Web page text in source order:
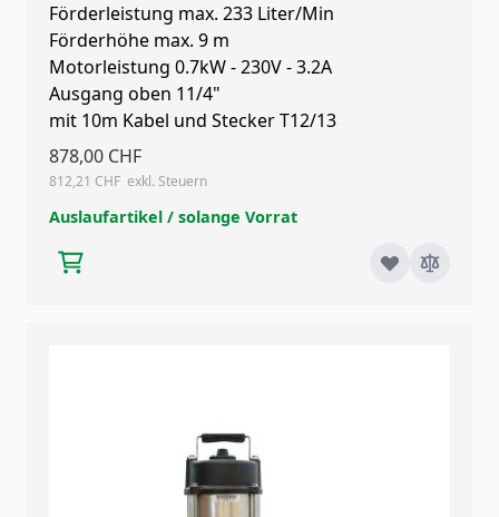
Förderleistung max. 233 Liter/Min
Förderhöhe max. 9 m
Motorleistung 0.7kW - 230V - 3.2A
Ausgang oben 11/4"
mit 10m Kabel und Stecker T12/13
878,00 CHF
812,21 CHF
Auslaufartikel / solange Vorrat